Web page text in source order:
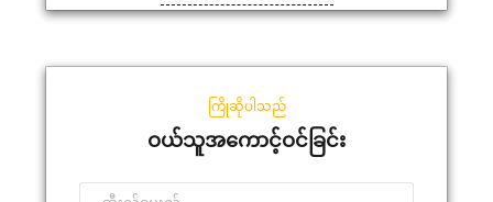
ကြိုဆိုပါသည်
ဝယ်သူအကောင့်ဝင်ခြင်း